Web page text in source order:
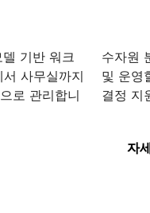
기반 워크
사무실까지
로 관리합니
수자원
및 운영
결정 지
자